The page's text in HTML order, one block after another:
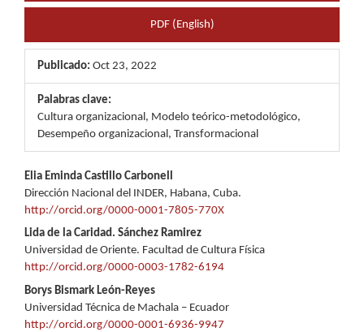
PDF (English)
Publicado: Oct 23, 2022
Palabras clave:
Cultura organizacional, Modelo teórico-metodológico,
Desempeño organizacional, Transformacional
Contenido
principal
del
artículo
Elia Eminda Castillo Carbonell
Dirección Nacional del INDER, Habana, Cuba.
http://orcid.org/0000-0001-7805-770X
Lida de la Caridad. Sánchez Ramirez
Universidad de Oriente. Facultad de Cultura Física
http://orcid.org/0000-0003-1782-6194
Borys Bismark León-Reyes
Universidad Técnica de Machala – Ecuador
http://orcid.org/0000-0001-6936-9947